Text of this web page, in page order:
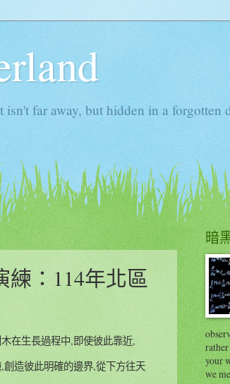
far away, but hidden in a
練：114年北區
在生長過程中,即使彼此靠近,
造彼此明確的邊界,從下方往天
暗
your
we